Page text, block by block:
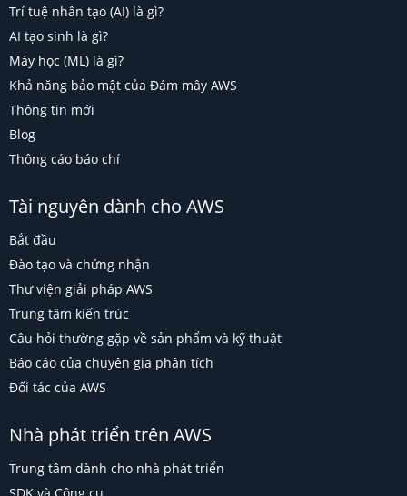
Trí tuệ nhân tạo (AI) là gì?
AI tạo sinh là gì?
Máy học (ML) là gì?
Khả năng bảo mật của Đám mây AWS
Thông tin mới
Blog
Thông cáo báo chí
Tài nguyên dành cho AWS
Bắt đầu
Đào tạo và chứng nhận
Thư viện giải pháp AWS
Trung tâm kiến trúc
Câu hỏi thường gặp về sản phẩm và kỹ thuật
Báo cáo của chuyên gia phân tích
Đối tác của AWS
Nhà phát triển trên AWS
Trung tâm dành cho nhà phát triển